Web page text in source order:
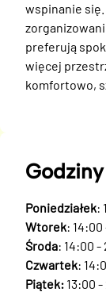
wspinanie
preferują
więcej
komfortowo,
Poniedziałek:
Wtorek:
Środa: 14:00 -
Czwartek:
Piątek: 13:00